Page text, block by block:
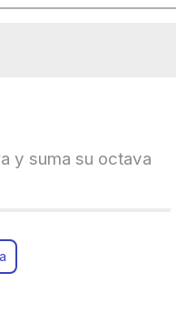
y suma su octava